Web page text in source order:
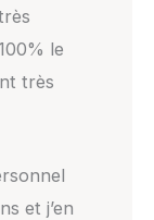
le
très
et j’en